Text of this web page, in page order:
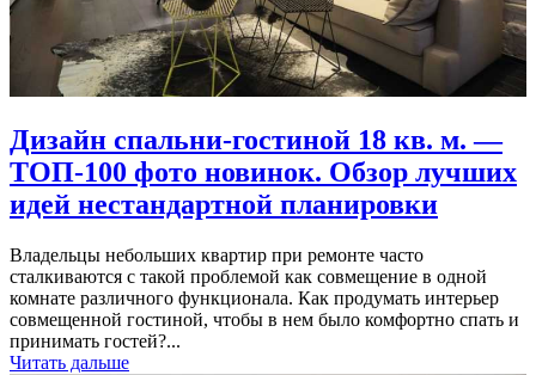
Дизайн спальни-гостиной 18 кв. м. —
ТОП-100 фото новинок. Обзор лучших
идей нестандартной планировки
Владельцы небольших квартир при ремонте часто
сталкиваются с такой проблемой как совмещение в одной
комнате различного функционала. Как продумать интерьер
совмещенной гостиной, чтобы в нем было комфортно спать и
принимать гостей?...
Читать дальше